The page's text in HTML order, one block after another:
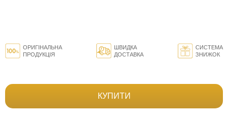
ОРИГІНАЛЬНА
ПРОДУКЦІЯ
ШВИДКА
ДОСТАВКА
СИСТЕМА
ЗНИЖОК
КУПИТИ